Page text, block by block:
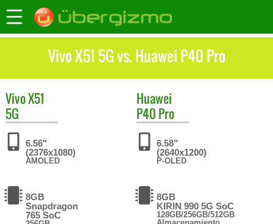
Vivo X51 5G vs. Huawei P40 Pro
VivoX51
5G
6.56"
(2376x1080)
AMOLED
8GB
Snapdragon
765 SoC
Huawei
P40 Pro
6.58"
(2640x1200)
P-OLED
8GB
KIRIN 990 5G SoC
128GB/256GB/512GB